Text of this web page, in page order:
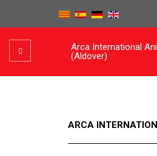
Arca International
(Aldover)
ARCA